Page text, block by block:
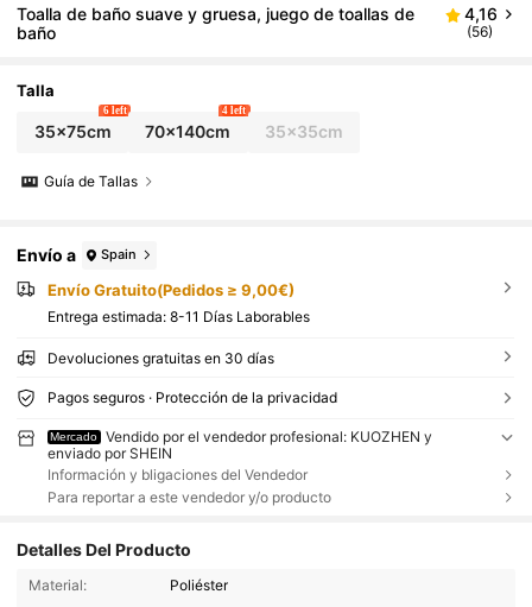
Toalla de baño suave y gruesa, juego de toallas de
baño
4,16
(56)
Talla
35x75cm
6 left
70x140cm
4 left
35x35cm
Guía de Tallas
Envío a Spain
Envío Gratuito(Pedidos ≥ 9,00€)
Entrega estimada: 8-11 Días Laborables
Devoluciones gratuitas en 30 días
Pagos seguros · Protección de la privacidad
Mercado
Vendido por el vendedor profesional: KUOZHEN y
enviado por SHEIN
Información y bligaciones del Vendedor
Para reportar a este vendedor y/o producto
Detalles Del Producto
Material:
Poliéster